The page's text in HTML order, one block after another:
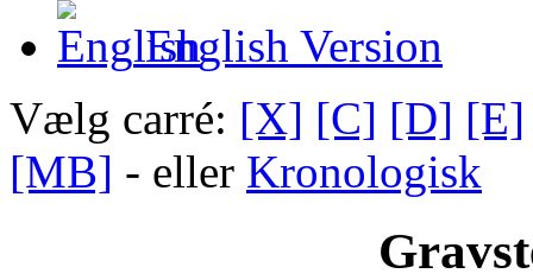
English Version
Vælg carré: [X] [C] [D] [E]
[MB] - eller Kronologisk